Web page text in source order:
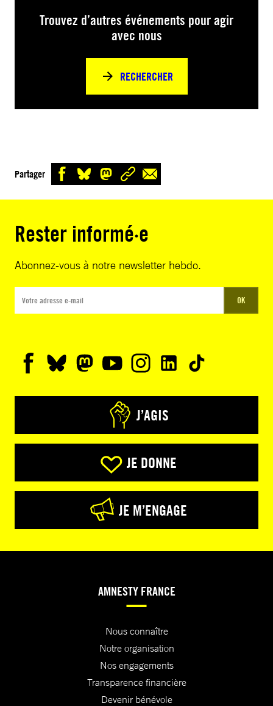
Trouvez d’autres événements pour agir
avec nous
RECHERCHER
Partager
Rester informé·e
Abonnez-vous à notre newsletter hebdo.
OK
J’AGIS
JE DONNE
JE M’ENGAGE
AMNESTY FRANCE
Nous connaître
Notre organisation
Nos engagements
Transparence financière
Devenir bénévole